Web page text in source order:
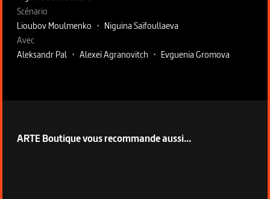
Scénario
Lioubov Moulmenko • Niguina Saïfoullaeva
Avec
Aleksandr Pal • Alexeï Agranovitch • Evguenia Gromova
ARTE Boutique vous recommande aussi...